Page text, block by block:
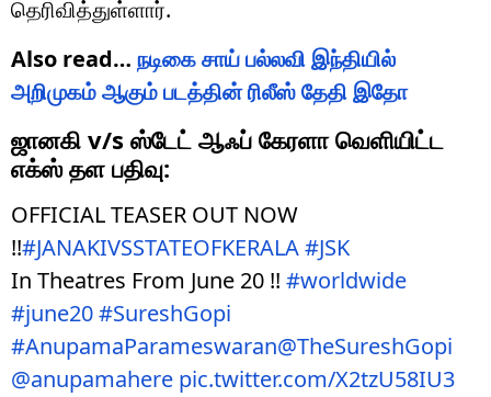
தெரிவித்துள்ளார்.
Also read… நடிகை சாய் பல்லவி இந்தியில்
அறிமுகம் ஆகும் படத்தின் ரிலீஸ் தேதி இதோ
ஜானகி v/s ஸ்டேட் ஆஃப் கேரளா வெளியிட்ட
எக்ஸ் தள பதிவு:
OFFICIAL TEASER OUT NOW
!!#JANAKIVSSTATEOFKERALA#JSK
In Theatres From June 20 !! #worldwide
#june20#SureshGopi
#AnupamaParameswaran@TheSureshGopi
@anupamahere pic.twitter.com/X2tzU58IU3